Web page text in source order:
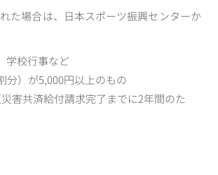
た場合は、日本スポーツ振興センターか
学校行事など
分）が5,000円以上のもの
害共済給付請求完了までに2年間のた